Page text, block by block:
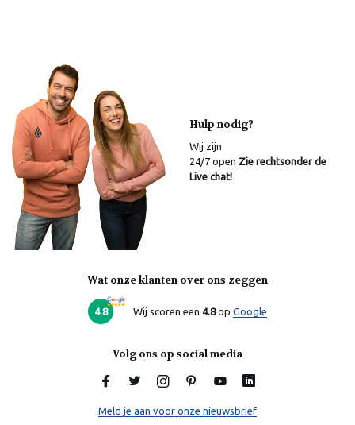
Hulp nodig?
Wij zijn
24/7 open Zie rechtsonder de
Live chat!
Wat onze klanten over ons zeggen
4.8 Wij scoren een 4.8op Google
Volg ons op social media
Meld je aan voor onze nieuwsbrief